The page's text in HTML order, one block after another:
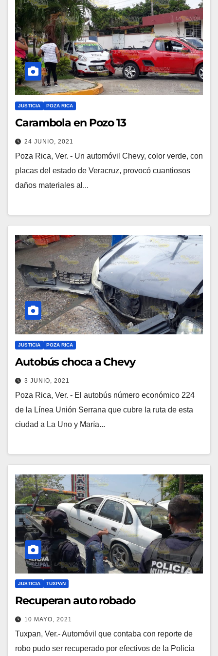
JUSTICIA POZA RICA
Carambola en Pozo 13
24 JUNIO, 2021
Poza Rica, Ver. - Un automóvil Chevy, color verde, con
placas del estado de Veracruz, provocó cuantiosos
daños materiales al...
JUSTICIA POZA RICA
Autobús choca a Chevy
3 JUNIO, 2021
Poza Rica, Ver. - El autobús número económico 224
de la Línea Unión Serrana que cubre la ruta de esta
ciudad a La Uno y María...
JUSTICIA TUXPAN
Recuperan auto robado
10 MAYO, 2021
Tuxpan, Ver.- Automóvil que contaba con reporte de
robo pudo ser recuperado por efectivos de la Policía